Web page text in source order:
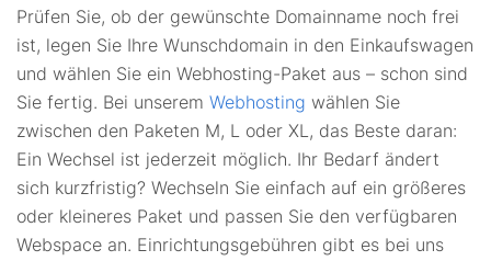
Prüfen Sie, ob der gewünschte Domainname noch frei
ist, legen Sie Ihre Wunschdomain in den Einkaufswagen
und wählen Sie ein Webhosting-Paket aus – schon sind
Sie fertig. Bei unserem Webhosting wählen Sie
zwischen den Paketen M, L oder XL, das Beste daran:
Ein Wechsel ist jederzeit möglich. Ihr Bedarf ändert
sich kurzfristig? Wechseln Sie einfach auf ein größeres
oder kleineres Paket und passen Sie den verfügbaren
Webspace an. Einrichtungsgebühren gibt es bei uns